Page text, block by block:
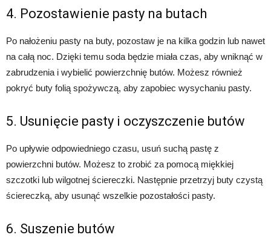
4. Pozostawienie pasty na butach
Po nałożeniu pasty na buty, pozostaw je na kilka godzin lub nawet
na całą noc. Dzięki temu soda będzie miała czas, aby wniknąć w
zabrudzenia i wybielić powierzchnię butów. Możesz również
pokryć buty folią spożywczą, aby zapobiec wysychaniu pasty.
5. Usunięcie pasty i oczyszczenie butów
Po upływie odpowiedniego czasu, usuń suchą pastę z
powierzchni butów. Możesz to zrobić za pomocą miękkiej
szczotki lub wilgotnej ściereczki. Następnie przetrzyj buty czystą
ściereczką, aby usunąć wszelkie pozostałości pasty.
6. Suszenie butów